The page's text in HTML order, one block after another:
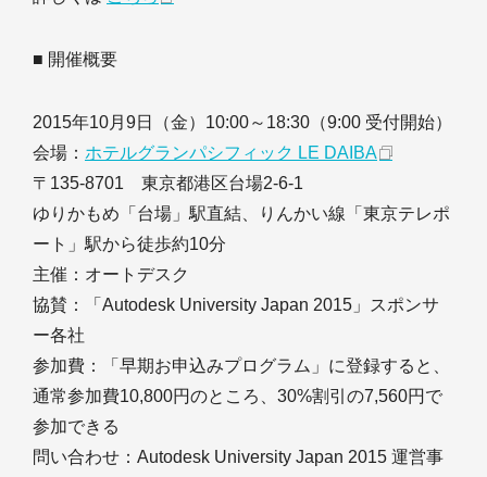
■ 開催概要
2015年10月9日（金）10:00～18:30（9:00 受付開始）
会場： ホテルグランパシフィック LE DAIBA
〒135-8701 東京都港区台場2-6-1
ゆりかもめ「台場」駅直結、りんかい線「東京テレポ
ート」駅から徒歩約10分
主催：オートデスク
協賛：「Autodesk University Japan 2015」スポンサ
ー各社
参加費：「早期お申込みプログラム」に登録すると、
通常参加費10,800円のところ、30%割引の7,560円で
参加できる
問い合わせ：Autodesk University Japan 2015 運営事